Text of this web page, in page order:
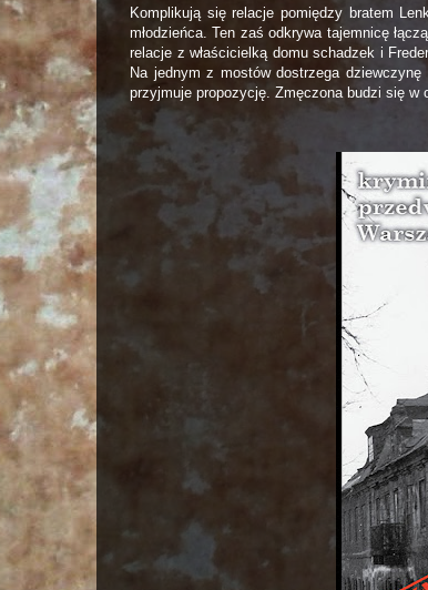
Komplikują się relacje pomiędzy bratem
młodzieńca. Ten zaś odkrywa tajemnicę
relacje z właścicielką domu schadzek i
Na jednym z mostów dostrzega
przyjmuje propozycję. Zmęczona budzi się